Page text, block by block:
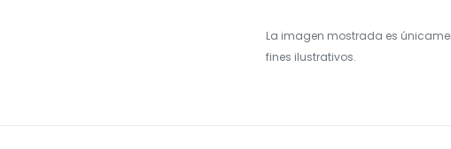
La imagen mostrada es
fines ilustrativos.